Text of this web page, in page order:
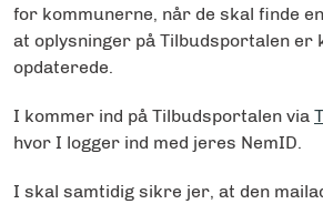
for kommunerne, når de skal finde
at oplysninger på Tilbudsportalen er
opdaterede.
I kommer ind på Tilbudsportalen via
hvor I logger ind med jeres NemID.
I skal samtidig sikre jer, at den